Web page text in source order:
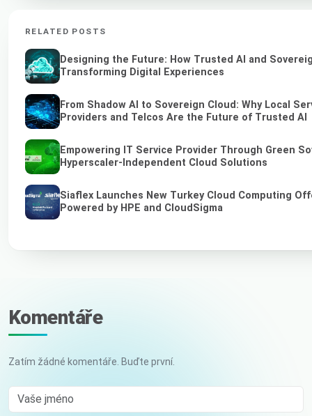
RELATED POSTS
Designing the Future: How Trusted AI and
Transforming Digital Experiences
From Shadow AI to Sovereign Cloud: Why Local
Providers and Telcos Are the Future of Trusted AI
Empowering IT Service Provider Through Green
Hyperscaler-Independent Cloud Solutions
Siaflex Launches New Turkey Cloud Computing
Powered by HPE and CloudSigma
Komentáře
Zatím žádné komentáře. Buďte první.
Vaše jméno